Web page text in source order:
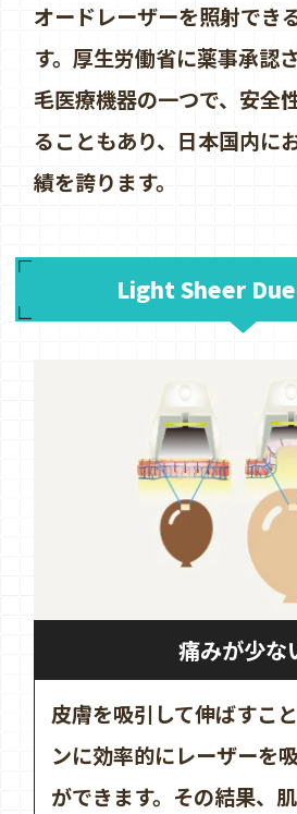
オードレーザーを照射でき
す。厚生労働省に薬事承認
毛医療機器の一つで、安全
ることもあり、日本国内に
績を誇ります。
Light Sheer
痛みが少な
皮膚を吸引して伸ばすこ
ンに効率的にレーザーを
ができます。その結果、